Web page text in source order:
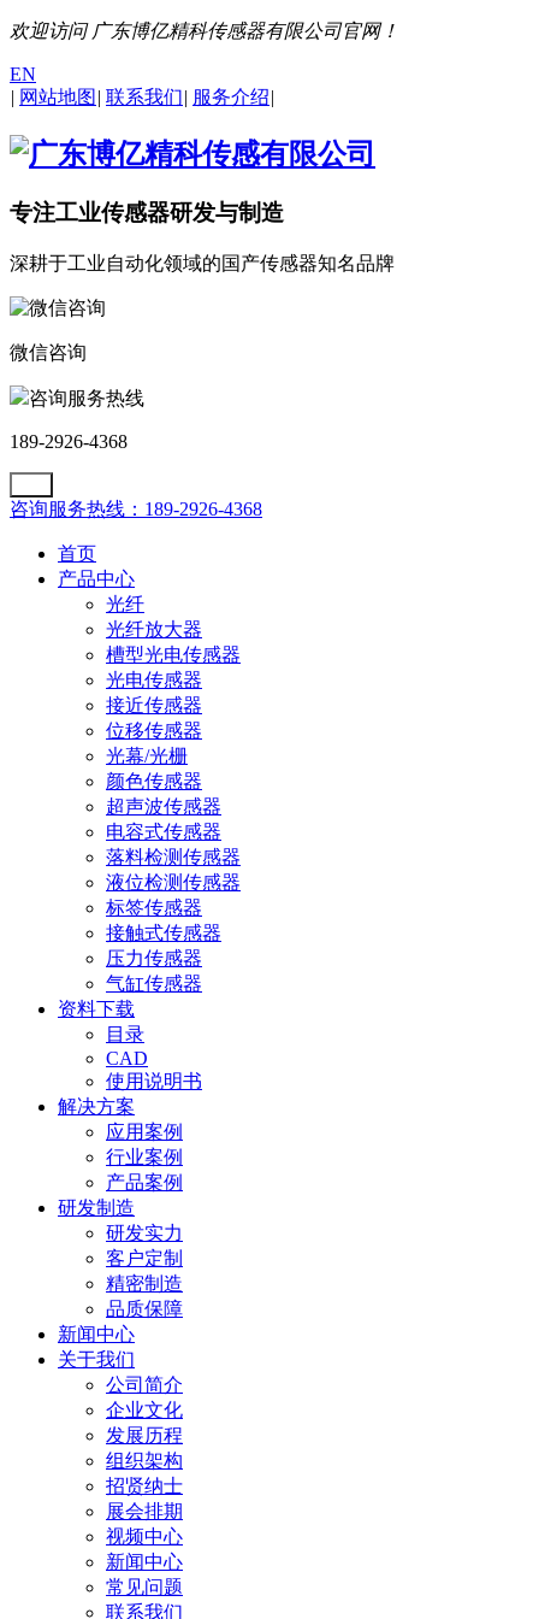
欢迎访问 广东博亿精科传感器有限公司官网！
EN
| 网站地图 | 联系我们| 服务介绍|
专注工业传感器研发与制造
深耕于工业自动化领域的国产传感器知名品牌
微信咨询
咨询服务热线
189-2926-4368
咨询服务热线：189-2926-4368
首页
产品中心
光纤
光纤放大器
槽型光电传感器
光电传感器
接近传感器
位移传感器
光幕/光栅
颜色传感器
超声波传感器
电容式传感器
落料检测传感器
液位检测传感器
标签传感器
接触式传感器
压力传感器
气缸传感器
资料下载
目录
CAD
使用说明书
解决方案
应用案例
行业案例
产品案例
研发制造
研发实力
客户定制
精密制造
品质保障
新闻中心
关于我们
公司简介
企业文化
发展历程
组织架构
招贤纳士
展会排期
视频中心
新闻中心
常见问题
联系我们